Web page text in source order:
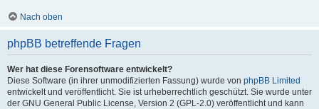
Nach oben
phpBB betreffende Fragen
Wer hat diese Forensoftware entwickelt?
Diese Software (in ihrer unmodifizierten Fassung) wurde von phpBB Limited
entwickelt und veröffentlicht. Sie ist urheberrechtlich geschützt. Sie wurde unter
der GNU General Public License, Version 2 (GPL-2.0) veröffentlicht und kann